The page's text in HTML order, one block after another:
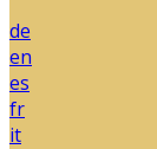
de
en
es
fr
it